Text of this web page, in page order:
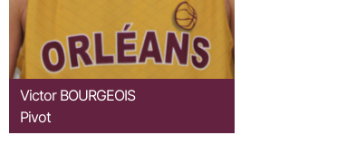
Victor BOURGEOIS
Pivot